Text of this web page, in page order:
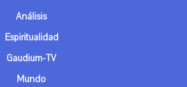
Análisis
Espiritualidad
Gaudium-TV
Mundo